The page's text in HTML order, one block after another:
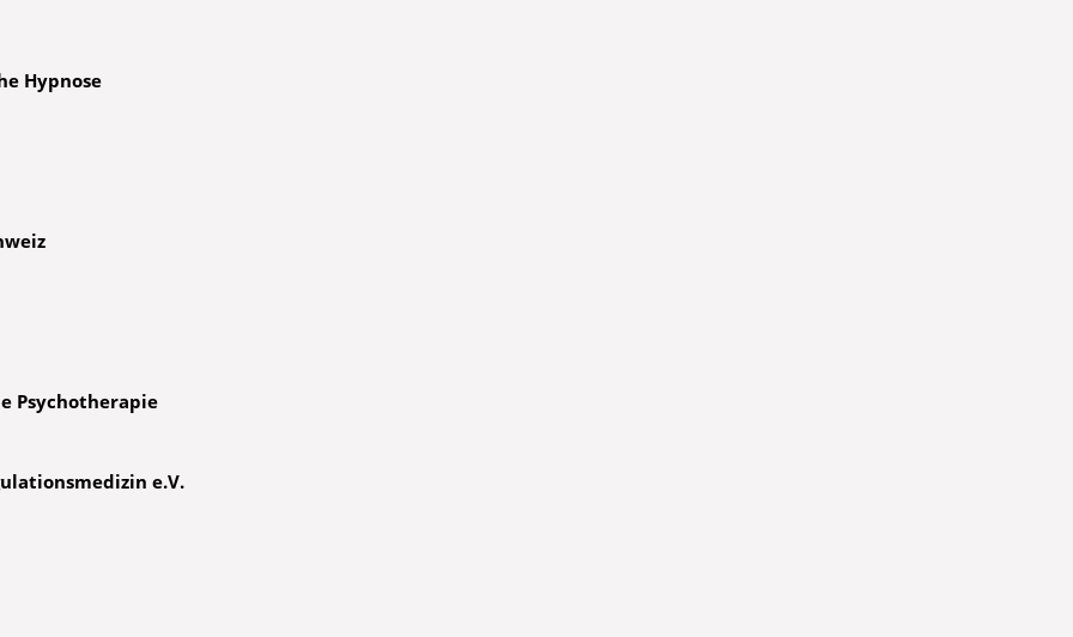
Hypnose
Psychotherapie
e.V.